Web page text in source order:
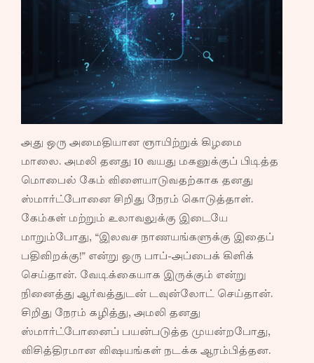
அது ஒரு அமைதியான ஞாயிற்றுக் கிழமை
மாலை. அமலி தனது 10 வயது மகனுக்குப் பிடித்த
மொபைல் கேம் விளையாடுவதற்காக தனது
ஸ்மார்ட்போனை சிறிது நேரம் கொடுத்தாள்.
கேம்கள் மற்றும் உலாவலுக்கு இடையே
மாறும்போது, “இலவச நாணயங்களுக்கு இதைப்
பதிவிறக்கு!” என்று ஒரு பாப்-அப்பைக் கிளிக்
செய்தான். வேடிக்கையாக இருக்கும் என்று
நினைத்து ஆர்வத்துடன் டவுன்லோட் செய்தான்.
சிறிது நேரம் கழித்து, அமலி தனது
ஸ்மார்ட்போனைப் பயன்படுத்த முயன்றபோது,
விசித்திரமான விஷயங்கள் நடக்க ஆரம்பித்தன.